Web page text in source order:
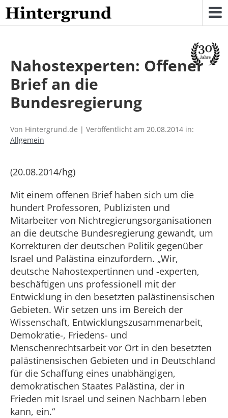
Skip
to
content
Nahostexperten: Offener
Brief an die
Bundesregierung
Von Hintergrund.de | Veröffentlicht am 20.08.2014 in:
Allgemein
(20.08.2014/hg)
Mit einem offenen Brief haben sich um die
hundert Professoren, Publizisten und
Mitarbeiter von Nichtregierungsorganisationen
an die deutsche Bundesregierung gewandt, um
Korrekturen der deutschen Politik gegenüber
Israel und Palästina einzufordern. „Wir,
deutsche Nahostexpertinnen und -experten,
beschäftigen uns professionell mit der
Entwicklung in den besetzten palästinensischen
Gebieten. Wir setzen uns im Bereich der
Wissenschaft, Entwicklungszusammenarbeit,
Demokratie-, Friedens- und
Menschenrechtsarbeit vor Ort in den besetzten
palästinensischen Gebieten und in Deutschland
für die Schaffung eines unabhängigen,
demokratischen Staates Palästina, der in
Frieden mit Israel und seinen Nachbarn leben
kann, ein.“